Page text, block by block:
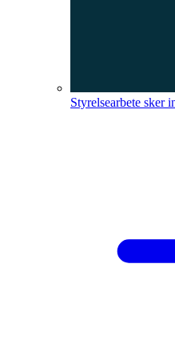
Styrelsearbete sker